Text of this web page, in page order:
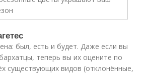
был, есть и будет. Даже если вы
теперь вы их оцените по
существующих видов (отклонённые,